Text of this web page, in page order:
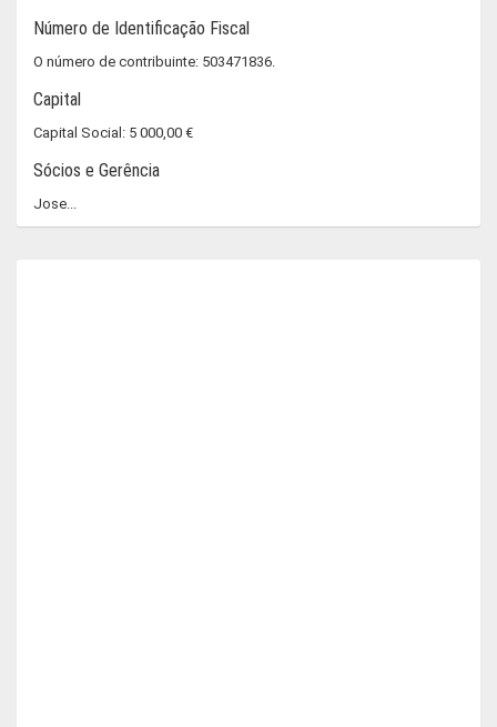
Número de Identificação Fiscal
O número de contribuinte: 503471836.
Capital
Capital Social: 5 000,00 €
Sócios e Gerência
Jose...